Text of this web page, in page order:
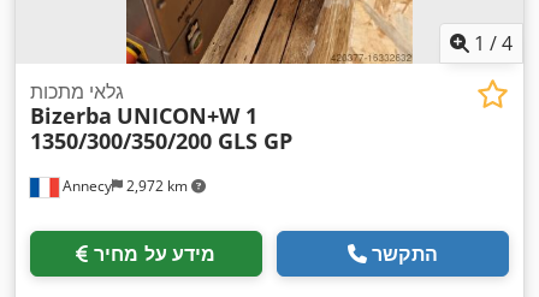
1 /4
Annecy 2,972 km
גלאי מתכות
Bizerba UNICON+W 1
1350/300/350/200 GLS GP
מידע על מחיר התקשר